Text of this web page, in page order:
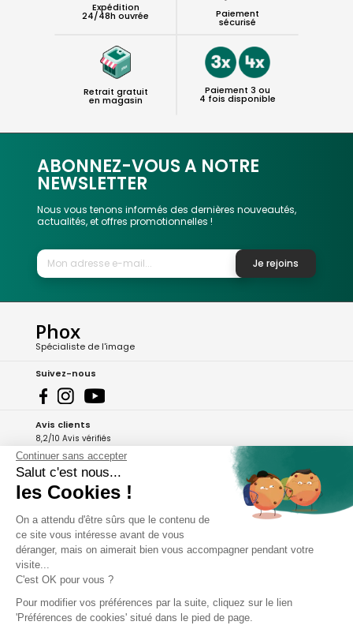
Expédition
24/48h ouvrée Paiement
sécurisé
Retrait gratuit
en magasin
Paiement 3 ou
4 fois disponible
ABONNEZ-VOUS A NOTRE
NEWSLETTER
Nous vous tenons informés des dernières nouveautés,
actualités, et offres promotionnelles !
Je rejoins
Phox
Spécialiste de l'image
Suivez-nous
Avis clients
8,2/10 Avis vérifiés
L'Appli Phox
A propos de Phox
Services et garanties
Continuer sans accepter
Salut c'est nous...
les Cookies !
On a attendu d'être sûrs que le contenu de
ce site vous intéresse avant de vous
déranger, mais on aimerait bien vous accompagner pendant votre
visite...
C'est OK pour vous ?
Pour modifier vos préférences par la suite, cliquez sur le lien
'Préférences de cookies' situé dans le pied de page.